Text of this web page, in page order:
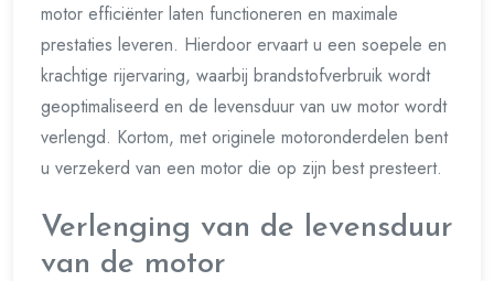
motor efficiënter laten functioneren en maximale
prestaties leveren. Hierdoor ervaart u een soepele en
krachtige rijervaring, waarbij brandstofverbruik wordt
geoptimaliseerd en de levensduur van uw motor wordt
verlengd. Kortom, met originele motoronderdelen bent
u verzekerd van een motor die op zijn best presteert.
Verlenging van de levensduur
van de motor